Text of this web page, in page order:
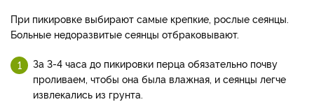
При пикировке выбирают самые крепкие, рослые сеянцы.
Больные недоразвитые сеянцы отбраковывают.
За 3-4 часа до пикировки перца обязательно почву
проливаем, чтобы она была влажная, и сеянцы легче
извлекались из грунта.